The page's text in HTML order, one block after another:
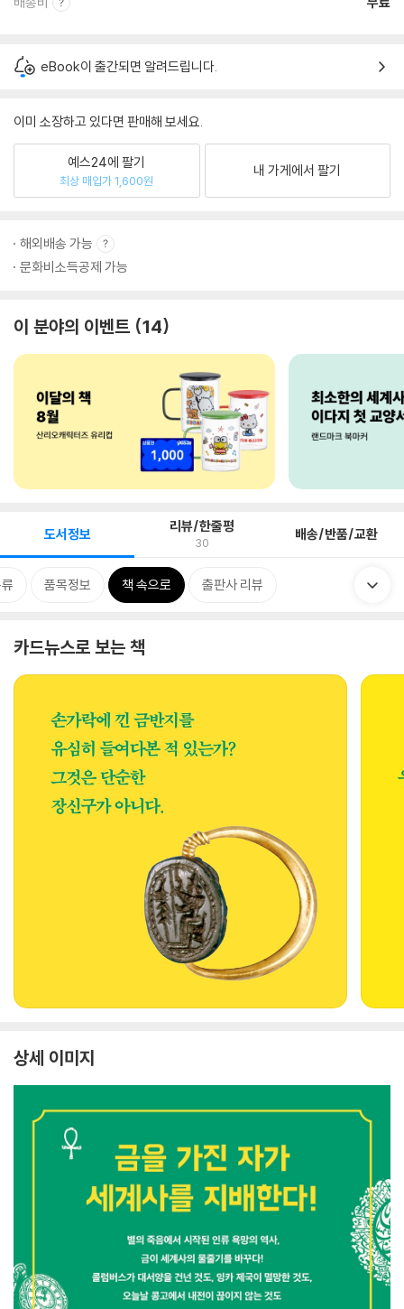
eBook이 출간되면 알려드립니다.
이미 소장하고 있다면 판매해 보세요.
예스24에 팔기
최상 매입가 1,600원
내 가게에서 팔기
해외배송 가능
문화비소득공제 가능
이 분야의 이벤트 14
도서정보 리뷰/한줄평
30 배송/반품/교환
품목정보 책 속으로 출판사 리뷰
카드뉴스로 보는 책
상세 이미지